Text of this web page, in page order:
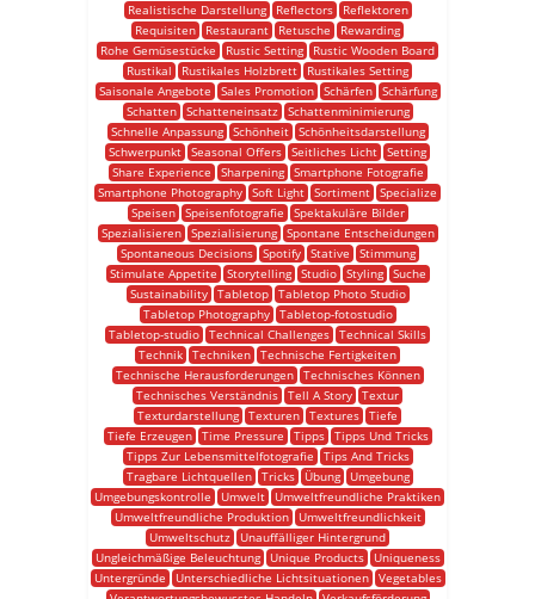
Realistische Darstellung
Reflectors
Reflektoren
Requisiten
Restaurant Retusche
Rewarding
Rohe Gemüsestücke
Rustic Setting
Rustic Wooden Board
Rustikal
Rustikales Holzbrett
Rustikales Setting
Saisonale Angebote
Sales Promotion Schärfen
Schärfung
Schatten
Schatteneinsatz
Schattenminimierung
Schnelle Anpassung
Schönheit
Schönheitsdarstellung
Schwerpunkt Seasonal Offers Seitliches Licht Setting
Share Experience
Sharpening
Smartphone Fotografie
Smartphone Photography Soft Light Sortiment Specialize
Speisen
Speisenfotografie
Spektakuläre Bilder
Spezialisieren
Spezialisierung
Spontane Entscheidungen
Spontaneous Decisions
Spotify Stative
Stimmung
Stimulate Appetite
Storytelling Studio Styling
Suche
Sustainability
Tabletop
Tabletop Photo Studio
Tabletop Photography
Tabletop-fotostudio
Tabletop-studio Technical Challenges Technical Skills
Technik Techniken Technische Fertigkeiten
Technische Herausforderungen
Technisches Können
Technisches Verständnis Tell A Story Textur
Texturdarstellung Texturen Textures Tiefe
Tiefe Erzeugen
Time Pressure Tipps
Tipps Und Tricks
Tipps Zur Lebensmittelfotografie
Tips And Tricks
Tragbare Lichtquellen
Tricks Übung
Umgebung
Umgebungskontrolle
Umwelt
Umweltfreundliche Praktiken
Umweltfreundliche Produktion
Umweltfreundlichkeit
Umweltschutz
Unauffälliger Hintergrund
Ungleichmäßige Beleuchtung
Unique Products
Uniqueness
Untergründe
Unterschiedliche Lichtsituationen
Vegetables